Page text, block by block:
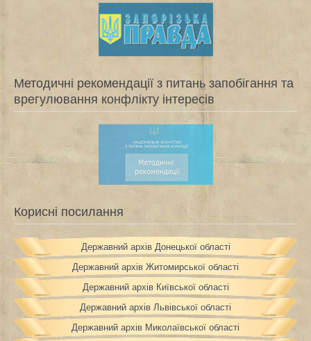
Методичні рекомендації з питань запобігання та
врегулювання конфлікту інтересів
Корисні посилання
Державний архів Донецької області
Державний архів Житомирської області
Державний архів Київської області
Державний архів Львівської області
Державний архів Миколаївської області